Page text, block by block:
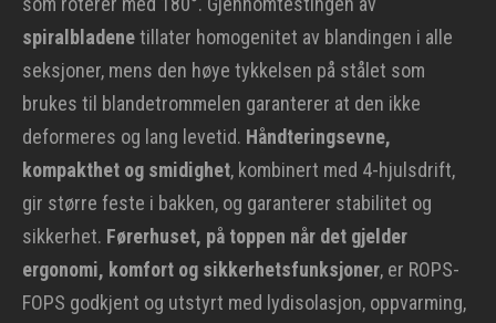
spiralbladenetillater homogenitet av blandingen i alle
seksjoner, mens den høye tykkelsen på stålet som
brukes til blandetrommelen garanterer at den ikke
deformeres og lang levetid. Håndteringsevne,
kompakthet og smidighet, kombinert med 4-hjulsdrift,
gir større feste i bakken, og garanterer stabilitet og
sikkerhet. Førerhuset, på toppen når det gjelder
ergonomi, komfort og sikkerhetsfunksjoner, er ROPS-
FOPS godkjent og utstyrt med lydisolasjon, oppvarming,